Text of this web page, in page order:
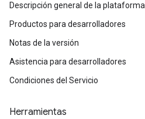
Descripción general de la plataforma
Productos para desarrolladores
Notas de la versión
Asistencia para desarrolladores
Condiciones del Servicio
Herramientas